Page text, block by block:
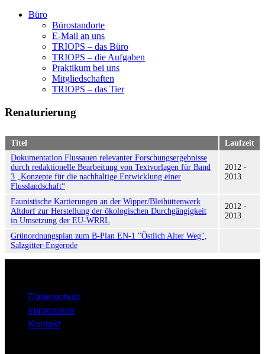
Büro
Bürostandorte
E-Mail an uns
TRIOPS – das Büro
TRIOPS – die Aufgaben
Praktikum bei uns
Mitgliedschaften
TRIOPS – das Tier
Renaturierung
Titel
Laufzeit
Dokumentation Flussauen relevanter Forschungsergebnisse
durch redaktionelle Bearbeitung von Textvorlagen für Band
3 „Konzepte für die nachhaltige Entwicklung einer
Flusslandschaft“
2012 -
2013
Faunistische Kartierungen an der Wipper/Bleihüttenwerk
Altdorf zur Herstellung der ökologischen Durchgängigkeit
in Umsetzung der EU-WRRL
2012 -
2013
Grünordnungsplan zum B-Plan EN-1 "Östlich Alter Weg",
Salzgitter-Engerode
FOOTER
MENU
Datenschutz
Impressum
Kontakt